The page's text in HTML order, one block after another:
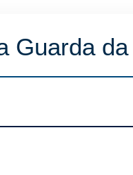
Guarda